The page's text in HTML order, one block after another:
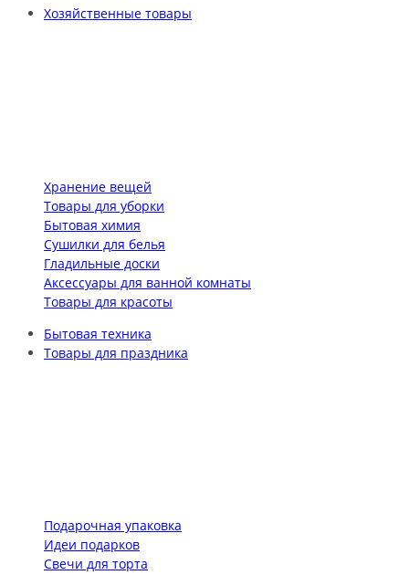
Хозяйственные товары
Хранение вещей
Товары для уборки
Бытовая химия
Сушилки для белья
Гладильные доски
Аксессуары для ванной комнаты
Товары для красоты
Бытовая техника
Товары для праздника
Подарочная упаковка
Идеи подарков
Свечи для торта